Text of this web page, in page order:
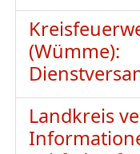
(Wümme):
Landkreis